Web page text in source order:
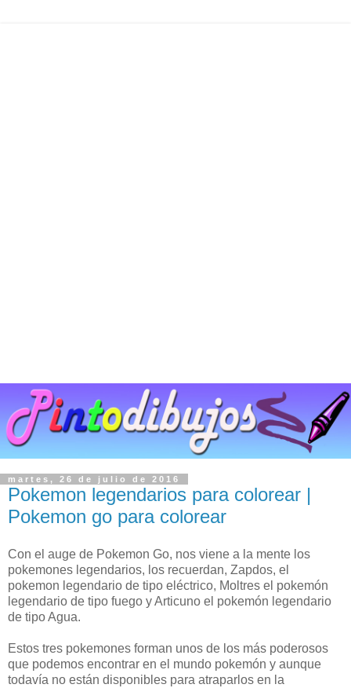
martes, 26 de julio de 2016
Pokemon legendarios para colorear |
Pokemon go para colorear
Con el auge de Pokemon Go, nos viene a la mente los
pokemones legendarios, los recuerdan, Zapdos, el
pokemon legendario de tipo eléctrico, Moltres el pokemón
legendario de tipo fuego y Articuno el pokemón legendario
de tipo Agua.
Estos tres pokemones forman unos de los más poderosos
que podemos encontrar en el mundo pokemón y aunque
todavía no están disponibles para atraparlos en la